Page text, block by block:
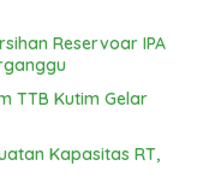
Reservoar IPA
TTB Kutim Gelar
Kapasitas RT,